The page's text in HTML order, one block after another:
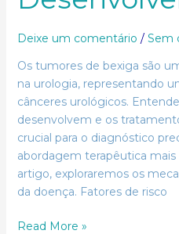
Deixe um comentário / Sem
Os tumores de bexiga são
na urologia, representando
cânceres urológicos.
desenvolvem e os
crucial para o diagnóstico
abordagem terapêutica
artigo, exploraremos os
da doença. Fatores de risco
Read More »